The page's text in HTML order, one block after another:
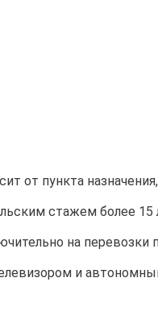
от пункта
стажем более 15
на
и